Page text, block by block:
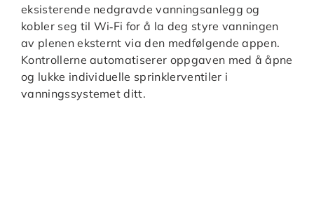
eksisterende nedgravde vanningsanlegg og
kobler seg til Wi‑Fi for å la deg styre vanningen
av plenen eksternt via den medfølgende appen.
Kontrollerne automatiserer oppgaven med å åpne
og lukke individuelle sprinklerventiler i
vanningssystemet ditt.